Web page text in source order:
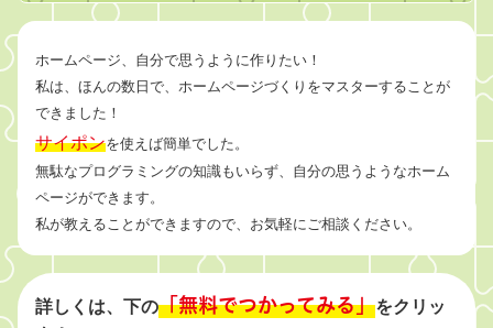
ホームページ、自分で思うように作りたい！
私は、ほんの数日で、 ホームページづくりをマスターすることが
できました！
サイポンを使えば簡単でした。
無駄なプログラミングの知識もいらず、自分の思うようなホーム
ページができます。
私が教えることができますので、お気軽にご相談ください。
詳しくは、下の「無料でつかってみる」をクリッ